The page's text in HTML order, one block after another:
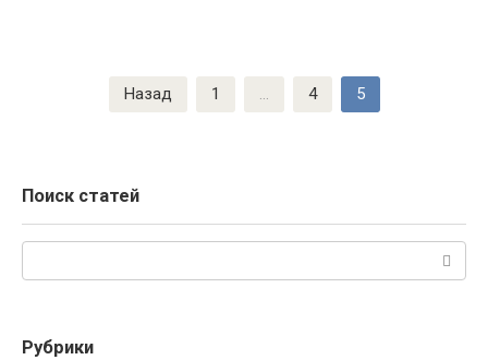
Назад 1 … 4 5
Поиск статей
Рубрики